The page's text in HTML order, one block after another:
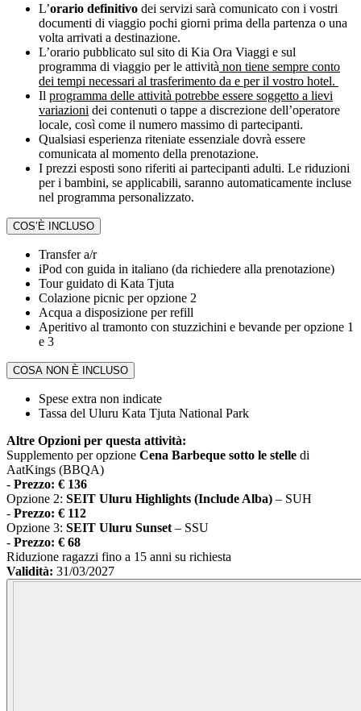
L’orario definitivo dei servizi sarà comunicato con i vostri
documenti di viaggio pochi giorni prima della partenza o una
volta arrivati a destinazione.
L’orario pubblicato sul sito di Kia Ora Viaggi e sul
programma di viaggio per le attività non tiene sempre conto
dei tempi necessari al trasferimento da e per il vostro hotel.
Il programma delle attività potrebbe essere soggetto a lievi
variazioni dei contenuti o tappe a discrezione dell’operatore
locale, così come il numero massimo di partecipanti.
Qualsiasi esperienza riteniate essenziale dovrà essere
comunicata al momento della prenotazione.
I prezzi esposti sono riferiti ai partecipanti adulti. Le riduzioni
per i bambini, se applicabili, saranno automaticamente incluse
nel programma personalizzato.
COS’È INCLUSO
Transfer a/r
iPod con guida in italiano (da richiedere alla prenotazione)
Tour guidato di Kata Tjuta
Colazione picnic per opzione 2
Acqua a disposizione per refill
Aperitivo al tramonto con stuzzichini e bevande per opzione 1
e 3
COSA NON È INCLUSO
Spese extra non indicate
Tassa del Uluru Kata Tjuta National Park
Altre Opzioni per questa attività:
Supplemento per opzione Cena Barbeque sotto le stelle di
AatKings (BBQA)
- Prezzo: € 136
Opzione 2: SEIT Uluru Highlights (Include Alba) – SUH
- Prezzo: € 112
Opzione 3: SEIT Uluru Sunset – SSU
- Prezzo: € 68
Riduzione ragazzi fino a 15 anni su richiesta
Validità: 31/03/2027